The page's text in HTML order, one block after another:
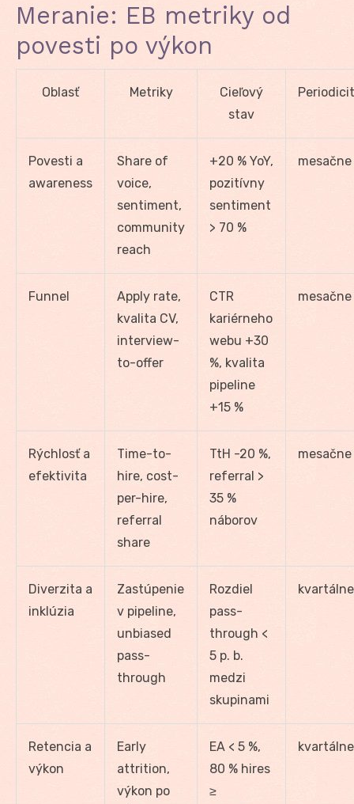
Meranie: EB metriky od
povesti po výkon
Oblasť Metriky
Cieľový
stav
Povesti a
awareness
Share of
voice,
sentiment,
community
reach
+20 % YoY,
pozitívny
sentiment
> 70 %
mesačne
Funnel
Apply rate,
kvalita CV,
interview-
to-offer
CTR
kariérneho
webu +30
%, kvalita
pipeline
+15 %
mesačne
Rýchlosť a
efektivita
Time-to-
hire, cost-
per-hire,
referral
share
TtH -20 %,
referral >
35 %
náborov
mesačne
Diverzita a
inklúzia
Zastúpenie
v pipeline,
unbiased
pass-
through
Rozdiel
pass-
through <
5 p. b.
medzi
skupinami
kvartálne
Retencia a
výkon
Early
attrition,
výkon po
EA < 5 %,
80 % hires
≥
kvartálne